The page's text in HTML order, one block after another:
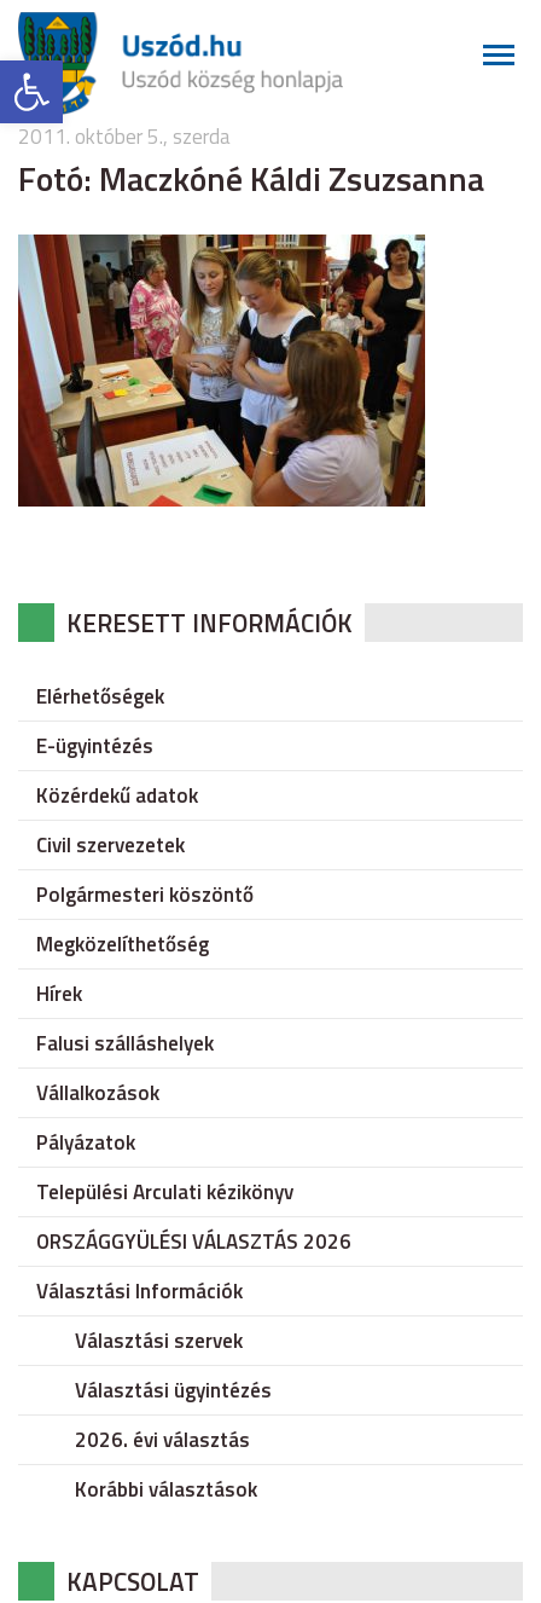
Eszköztár megnyitása
2011. október 5., szerda
Fotó: Maczkóné Káldi Zsuzsanna
KERESETT INFORMÁCIÓK
Elérhetőségek
E-ügyintézés
Közérdekű adatok
Civil szervezetek
Polgármesteri köszöntő
Megközelíthetőség
Hírek
Falusi szálláshelyek
Vállalkozások
Pályázatok
Települési Arculati kézikönyv
ORSZÁGGYÜLÉSI VÁLASZTÁS 2026
Választási Információk
Választási szervek
Választási ügyintézés
2026. évi választás
Korábbi választások
KAPCSOLAT